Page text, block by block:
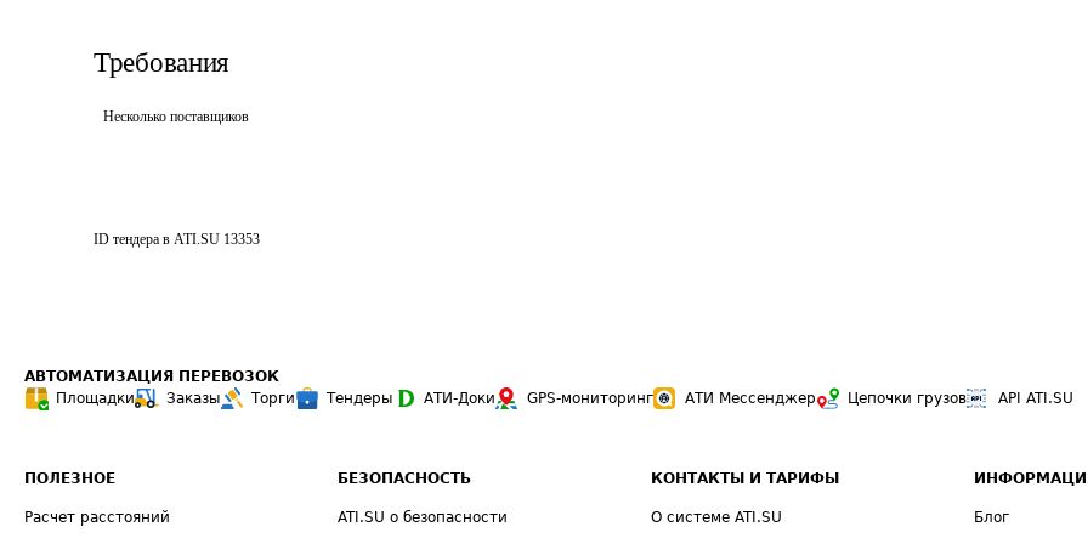
Требования
Несколько поставщиков
ID тендера в ATI.SU 13353
АВТОМАТИЗАЦИЯ ПЕРЕВОЗОК
Площадки
Заказы Торги Тендеры АТИ-Доки GPS-мониторинг АТИ Мессенджер Цепочки грузов API ATI.SU
ПОЛЕЗНОЕ
Расчет расстояний
БЕЗОПАСНОСТЬ
ATI.SU о безопасности
КОНТАКТЫ И ТАРИФЫ
О системе ATI.SU
Блог